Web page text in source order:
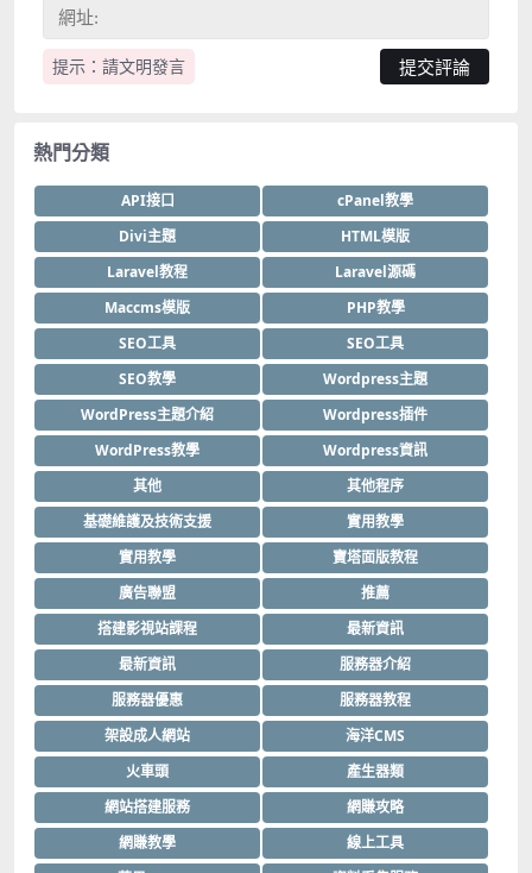
提示：請文明發言
熱門分類
API接口
cPanel教學
Divi主題
HTML模版
Laravel教程
Laravel源碼
Maccms模版
PHP教學
SEO工具
SEO工具
SEO教學
Wordpress主題
WordPress主題介紹
Wordpress插件
WordPress教學
Wordpress資訊
其他
其他程序
基礎維護及技術支援
實用教學
實用教學
寶塔面版教程
廣告聯盟
推薦
搭建影視站課程
最新資訊
最新資訊
服務器介紹
服務器優惠
服務器教程
架設成人網站
海洋CMS
火車頭
產生器類
網站搭建服務
網賺攻略
網賺教學
線上工具